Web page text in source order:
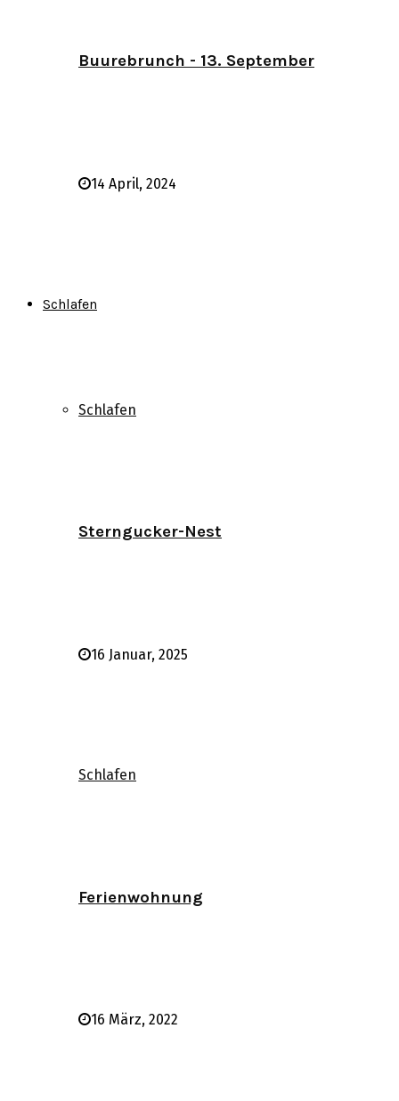
Buurebrunch - 13. September
14 April, 2024
Schlafen
Schlafen
Sterngucker-Nest
16 Januar, 2025
Schlafen
Ferienwohnung
16 März, 2022